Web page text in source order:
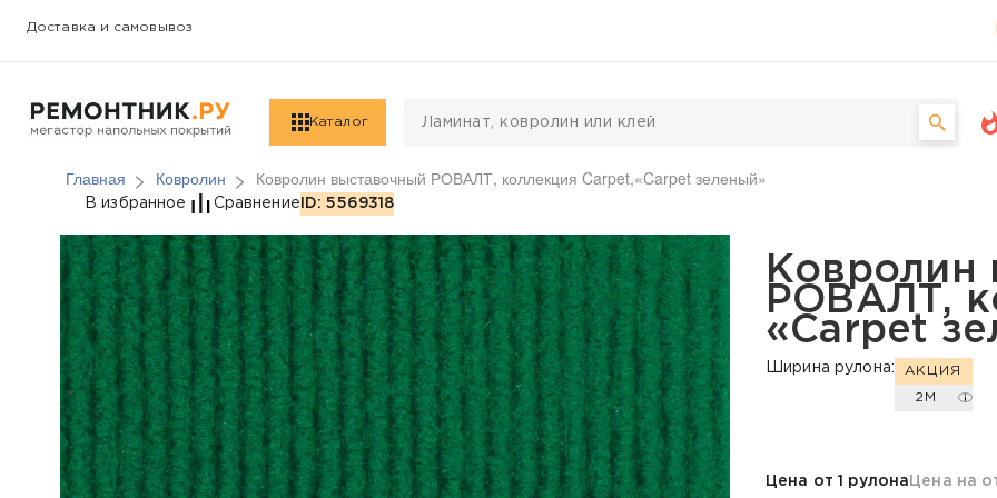
Доставка и самовывоз
Каталог
Главная Ковролин Ковролин выставочный РОВАЛТ, коллекция Carpet,«Carpet зеленый»
Ковролин выставочный РОВАЛТ, коллекция
В избранное Сравнение ID: 5569318
Ковролин
РОВАЛТ,
«Carpet
Ширина рулона: АКЦИЯ
2М
Цена от 1 рулона Цена на